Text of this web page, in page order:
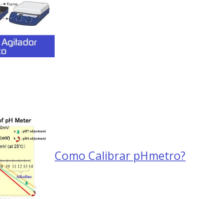
Como Calibrar pHmetro?